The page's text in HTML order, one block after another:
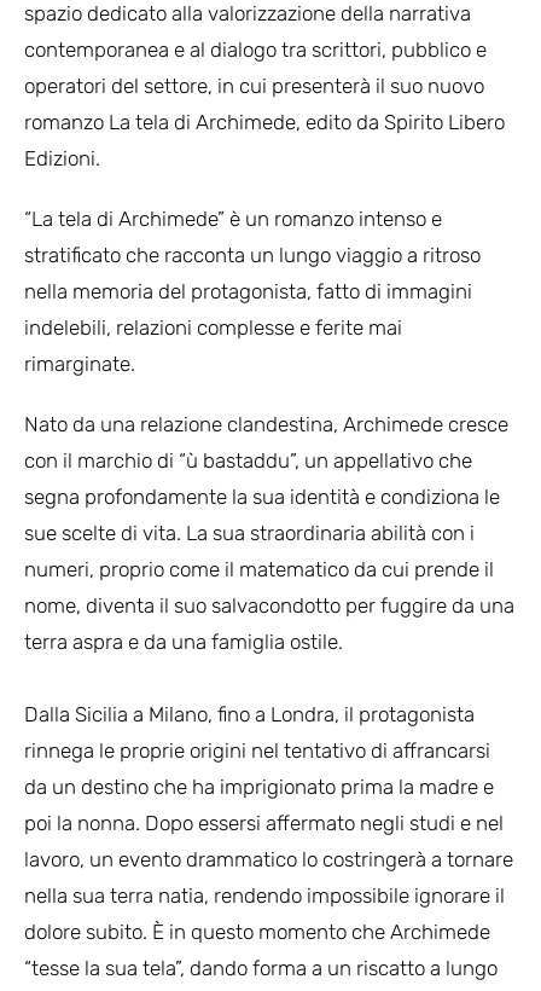
spazio dedicato alla valorizzazione della narrativa
contemporanea e al dialogo tra scrittori, pubblico e
operatori del settore, in cui presenterà il suo nuovo
romanzo La tela di Archimede, edito da Spirito Libero
Edizioni.
“La tela di Archimede” è un romanzo intenso e
stratificato che racconta un lungo viaggio a ritroso
nella memoria del protagonista, fatto di immagini
indelebili, relazioni complesse e ferite mai
rimarginate.
Nato da una relazione clandestina, Archimede cresce
con il marchio di “ù bastaddu”, un appellativo che
segna profondamente la sua identità e condiziona le
sue scelte di vita. La sua straordinaria abilità con i
numeri, proprio come il matematico da cui prende il
nome, diventa il suo salvacondotto per fuggire da una
terra aspra e da una famiglia ostile.
Dalla Sicilia a Milano, fino a Londra, il protagonista
rinnega le proprie origini nel tentativo di affrancarsi
da un destino che ha imprigionato prima la madre e
poi la nonna. Dopo essersi affermato negli studi e nel
lavoro, un evento drammatico lo costringerà a tornare
nella sua terra natia, rendendo impossibile ignorare il
dolore subito. È in questo momento che Archimede
“tesse la sua tela”, dando forma a un riscatto a lungo